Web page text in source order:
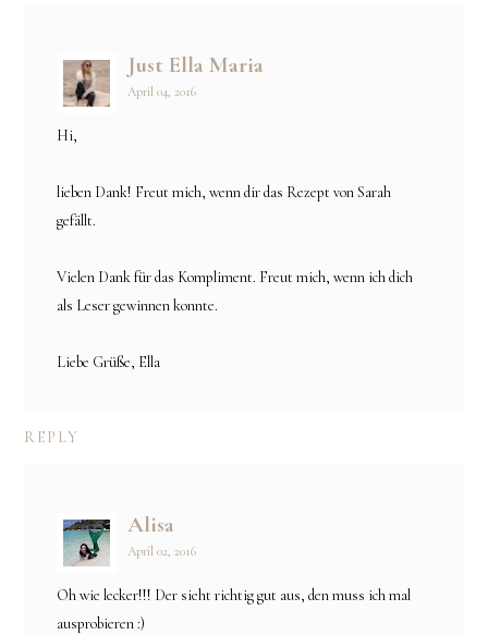
Just Ella Maria
April 04, 2016
Hi,
lieben Dank! Freut mich, wenn dir das Rezept von Sarah
gefällt.
Vielen Dank für das Kompliment. Freut mich, wenn ich dich
als Leser gewinnen konnte.
Liebe Grüße, Ella
REPLY
Alisa
April 02, 2016
Oh wie lecker!!! Der sieht richtig gut aus, den muss ich mal
ausprobieren :)